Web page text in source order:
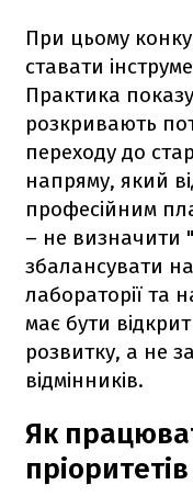
При цьому
ставати
Практика
розкривають
переходу до
напряму, який
професійним
– не визначити
збалансувати
лабораторії та
має бути
розвитку, а не
відмінників.
Як
пріоритетів